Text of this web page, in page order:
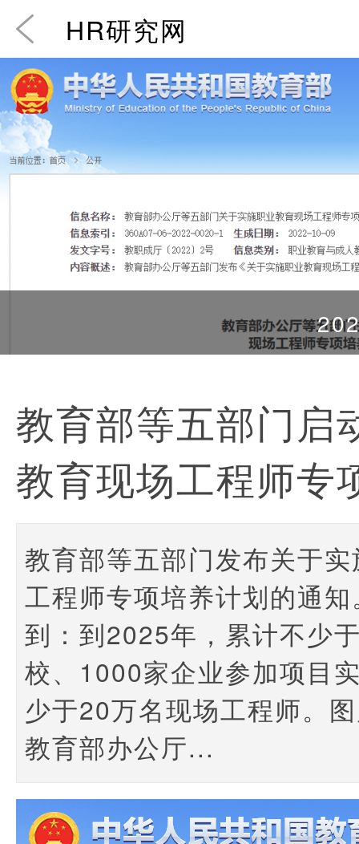
HR研究网
教育部等五部门启
教育现场工程师专
教育部等五部门发布关于
工程师专项培养计划的通
到：到2025年，累计不少
校、1000家企业参加项目
少于20万名现场工程师。
教育部办公厅...